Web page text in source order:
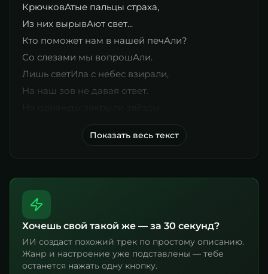
КрючковАтые пальцы страха,
Из них вырывАют свет...
Кто поможет нам в нашей печАли?
Со слезами мы вопрошАли.
Лишь светИла с небес взирали,
На наш зов не давая ответ.
Показать весь текст
Хочешь свой такой же — за 30 секунд?
ИИ создаст похожий трек по простому описанию.
Жанр и настроение уже подставлены — тебе
останется нажать одну кнопку.